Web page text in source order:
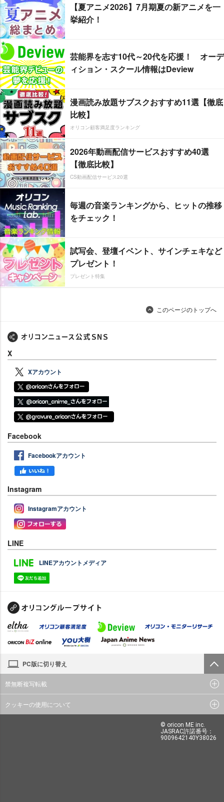
【夏アニメ2026】7月期夏の新アニメを一
挙紹介！
芸能界を志す10代～20代を応援！ オーデ
ィション・スクール情報はDeview
漫画読み放題サブスクおすすめ11選【徹底
比較】
オリコン顧客満足度ランキング
2026年動画配信サービスおすすめ40選
【徹底比較】
CS動画配信サービス20選
毎週の音楽ランキングから、ヒットの推移
をチェック！
試写会、登壇イベント、サインチェキなど
プレゼント！
プレゼント特集
このページのトップへ
X
Xアカウント
Facebook
Facebookアカウント
Instagram
Instagramアカウント
LINE
LINEアカウントメディア
PC版に切り替え
禁無断複写転載
クッキーの使用について
© oricon ME inc.
JASRAC許諾番号：
9009642140Y38026